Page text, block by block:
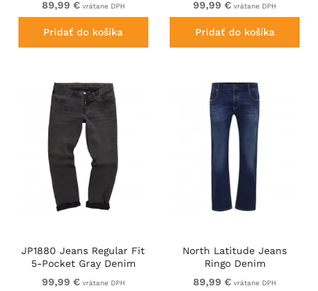
89,99 € vrátane DPH
Pridať do košíka
99,99 € vrátane DPH
Pridať do košíka
JP1880 Jeans Regular Fit
5-Pocket Gray Denim
99,99 € vrátane DPH
North Latitude Jeans
Ringo Denim
89,99 € vrátane DPH